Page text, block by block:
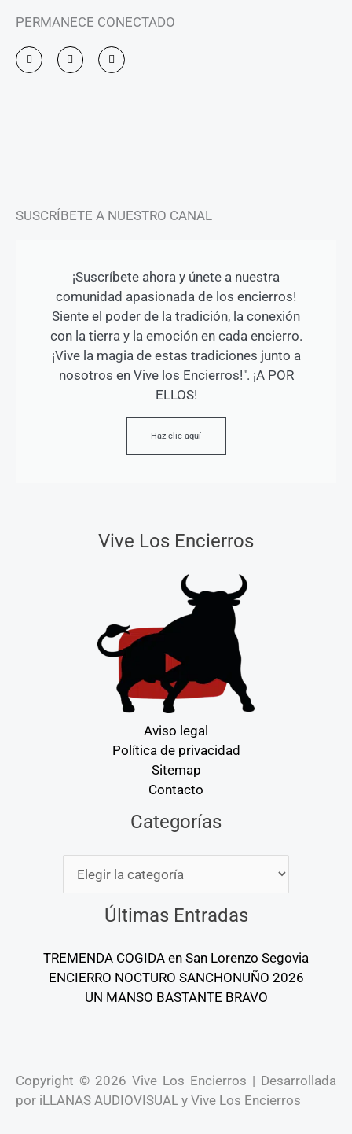
PERMANECE CONECTADO
I
n
s
F
a
c
Y
o
u
SUSCRÍBETE A NUESTRO CANAL
¡Suscríbete ahora y únete a nuestra
comunidad apasionada de los encierros!
Siente el poder de la tradición, la conexión
con la tierra y la emoción en cada encierro.
¡Vive la magia de estas tradiciones junto a
nosotros en Vive los Encierros!". ¡A POR
ELLOS!
Haz clic aquí
Vive Los Encierros
Aviso legal
Política de privacidad
Sitemap
Contacto
Categorías
Últimas Entradas
TREMENDA COGIDA en San Lorenzo Segovia
ENCIERRO NOCTURO SANCHONUÑO 2026
UN MANSO BASTANTE BRAVO
Copyright © 2026 Vive Los Encierros | Desarrollada
por iLLANAS AUDIOVISUAL y Vive Los Encierros